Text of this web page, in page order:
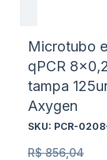
Microtubo
qPCR
tampa
Axygen
SKU: PCR-
R$ 856,04